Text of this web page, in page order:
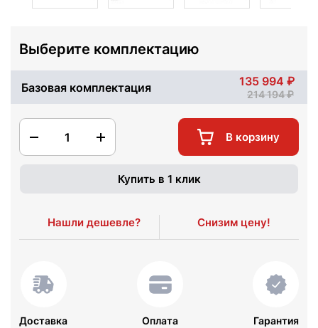
Выберите комплектацию
Базовая комплектация 135 994
214 194
1 В корзину
Купить в 1 клик
Нашли дешевле? Снизим цену!
Доставка Оплата Гарантия